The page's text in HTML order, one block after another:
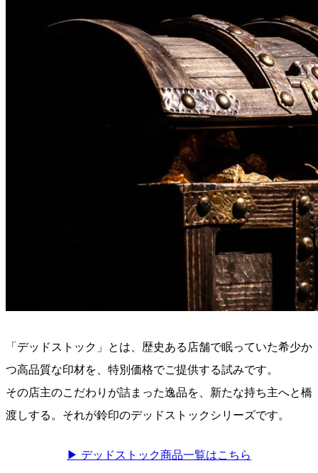
「デッドストック」とは、歴史ある店舗で眠っていた希少か
つ高品質な印材を、特別価格でご提供する試みです。
その店主のこだわりが詰まった逸品を、新たな持ち主へと橋
渡しする。それが鈴印のデッドストックシリーズです。
▶ デッドストック商品一覧はこちら